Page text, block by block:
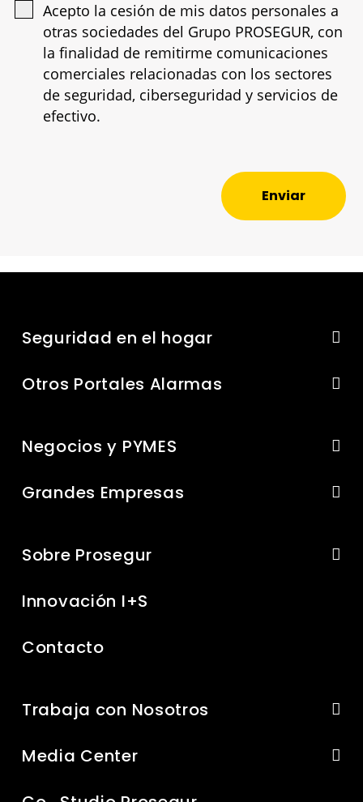
Acepto la cesión de mis datos personales a
otras sociedades del Grupo PROSEGUR, con
la finalidad de remitirme comunicaciones
comerciales relacionadas con los sectores
de seguridad, ciberseguridad y servicios de
efectivo.
Enviar
Seguridad en el hogar
Otros Portales Alarmas
Negocios y PYMES
Grandes Empresas
Sobre Prosegur
Innovación I+S
Contacto
Trabaja con Nosotros
Media Center